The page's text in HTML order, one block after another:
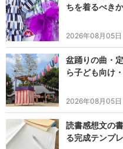
ちを着るべき
2026年08月05日
盆踊りの曲・
ら子ども向け
2026年08月05日
読書感想文の
る完成テンプ